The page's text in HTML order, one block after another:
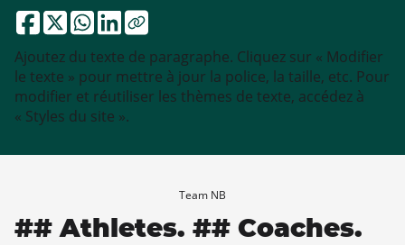
Ajoutez du texte de paragraphe. Cliquez sur « Modifier
le texte » pour mettre à jour la police, la taille, etc. Pour
modifier et réutiliser les thèmes de texte, accédez à
« Styles du site ».
Team NB
## Athletes. ## Coaches.